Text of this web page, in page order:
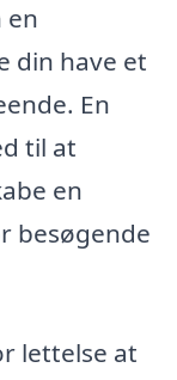
en
din have et
En
til at
en
besøgende
lettelse at